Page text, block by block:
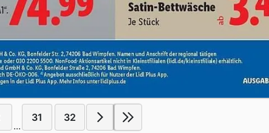
...
31 32